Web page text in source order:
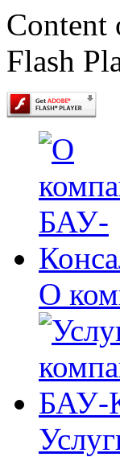
Content
Flash
О